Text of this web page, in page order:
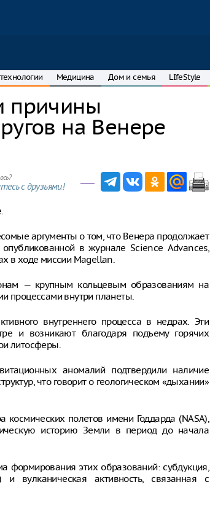
Медицина Дом и семья LIfeStyle
причины
на Венере
с друзьями!
аргументы о том, что Венера продолжает
в журнале Science Advances,
в ходе миссии Magellan.
— крупным кольцевым образованиям на
процессами внутри планеты.
внутреннего процесса в недрах. Эти
и возникают благодаря подъему горячих
литосферы.
аномалий подтвердили наличие
что говорит о геологическом «дыхании»
космических полетов имени Годдарда (NASA),
историю Земли в период до начала
формирования этих образований: субдукция,
вулканическая активность, связанная с